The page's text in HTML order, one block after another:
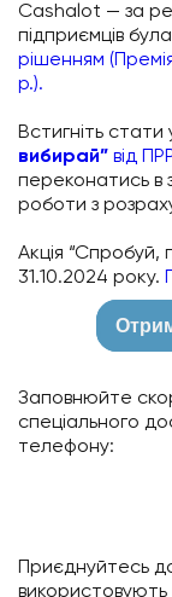
Cashalot — за
підприємців
рішенням
р.).
Встигніть
вибирай” від
переконатись в
роботи з
Акція “Спробуй,
31.10.2024 року.
Заповнюйте
спеціального
телефону:
Приєднуйтесь
використовують